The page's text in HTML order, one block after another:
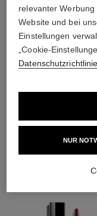
relevanter
Website und bei
Einstellungen
„Cookie-
Datenschutzrichtlinie
NUR